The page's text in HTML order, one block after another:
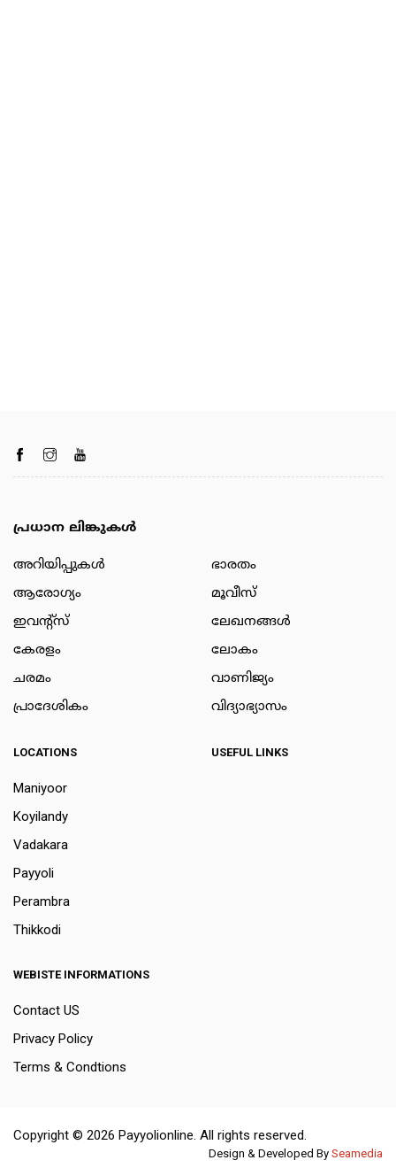
പ്രധാന ലിങ്കുകൾ
അറിയിപ്പുകള്‍
ആരോഗ്യം
ഇവന്റ്സ്
കേരളം
ചരമം
പ്രാദേശികം
ഭാരതം
മൂവീസ്
ലേഖനങ്ങള്‍
ലോകം
വാണിജ്യം
വിദ്യാഭ്യാസം
LOCATIONS
Maniyoor
Koyilandy
Vadakara
Payyoli
Perambra
Thikkodi
USEFUL LINKS
WEBISTE INFORMATIONS
Contact US
Privacy Policy
Terms & Condtions
Copyright © 2026 Payyolionline. All rights reserved.
Design & Developed By Seamedia